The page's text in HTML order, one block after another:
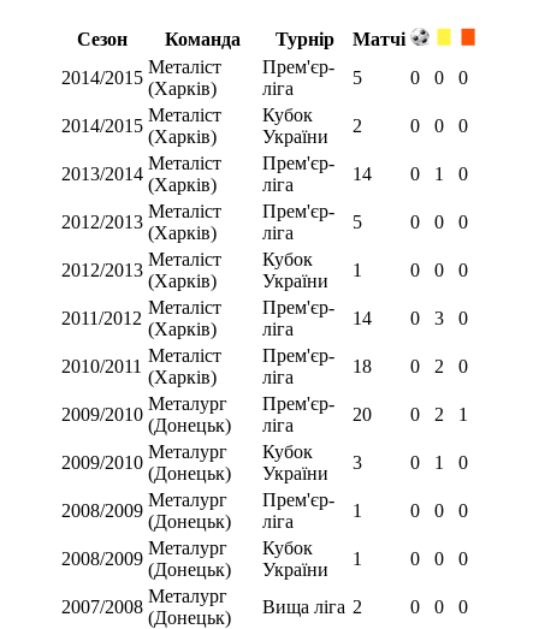
Сезон Команда Турнір
Матчі
2014/2015
Металіст
(Харків)
Прем'єр-
ліга
5 0 0 0
2014/2015
Металіст
(Харків)
Кубок
України
2 0 0 0
2013/2014
Металіст
(Харків)
Прем'єр-
ліга
14 0 1 0
2012/2013
Металіст
(Харків)
Прем'єр-
ліга
5 0 0 0
2012/2013
Металіст
(Харків)
Кубок
України
1 0 0 0
2011/2012
Металіст
(Харків)
Прем'єр-
ліга
14 0 3 0
2010/2011
Металіст
(Харків)
Прем'єр-
ліга
18 0 2 0
2009/2010
Металург
(Донецьк)
Прем'єр-
ліга
20 0 2 1
2009/2010
Металург
(Донецьк)
Кубок
України
3 0 1 0
2008/2009
Металург
(Донецьк)
Прем'єр-
ліга
1 0 0 0
2008/2009
Металург
(Донецьк)
Кубок
України
1 0 0 0
2007/2008
Металург
(Донецьк)
Вища ліга 2 0 0 0